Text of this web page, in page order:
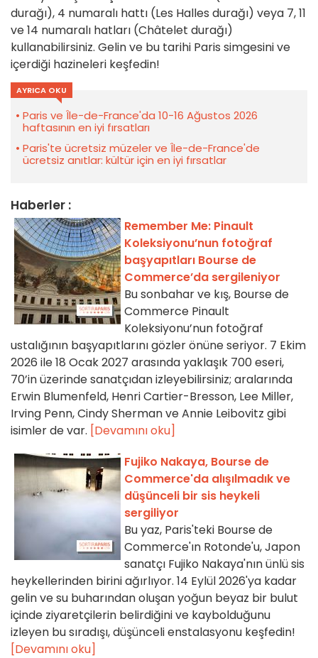
durağı), 4 numaralı hattı (Les Halles durağı) veya 7, 11
ve 14 numaralı hatları (Châtelet durağı)
kullanabilirsiniz. Gelin ve bu tarihi Paris simgesini ve
içerdiği hazineleri keşfedin!
AYRICA OKU
Paris ve Île-de-France'da 10-16 Ağustos 2026
haftasının en iyi fırsatları
Paris'te ücretsiz müzeler ve Île-de-France'de
ücretsiz anıtlar: kültür için en iyi fırsatlar
Haberler :
Remember Me: Pinault
Koleksiyonu’nun fotoğraf
başyapıtları Bourse de
Commerce’da sergileniyor
Bu sonbahar ve kış, Bourse de
Commerce Pinault
Koleksiyonu’nun fotoğraf
ustalığının başyapıtlarını gözler önüne seriyor. 7 Ekim
2026 ile 18 Ocak 2027 arasında yaklaşık 700 eseri,
70’in üzerinde sanatçıdan izleyebilirsiniz; aralarında
Erwin Blumenfeld, Henri Cartier-Bresson, Lee Miller,
Irving Penn, Cindy Sherman ve Annie Leibovitz gibi
isimler de var. [Devamını oku]
Fujiko Nakaya, Bourse de
Commerce'da alışılmadık ve
düşünceli bir sis heykeli
sergiliyor
Bu yaz, Paris'teki Bourse de
Commerce'ın Rotonde'u, Japon
sanatçı Fujiko Nakaya'nın ünlü sis
heykellerinden birini ağırlıyor. 14 Eylül 2026'ya kadar
gelin ve su buharından oluşan yoğun beyaz bir bulut
içinde ziyaretçilerin belirdiğini ve kaybolduğunu
izleyen bu sıradışı, düşünceli enstalasyonu keşfedin!
[Devamını oku]